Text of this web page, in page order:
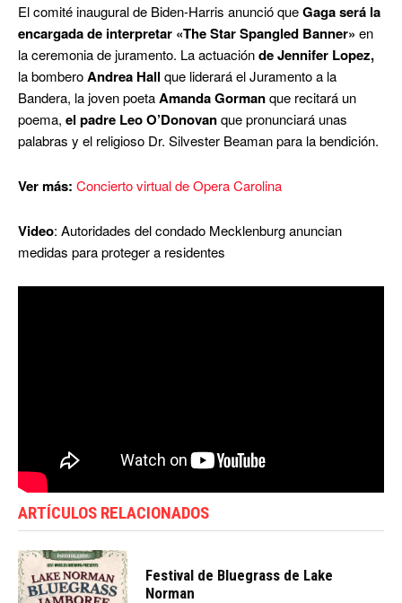
El comité inaugural de Biden-Harris anunció queGaga será la
encargada de interpretar «The Star Spangled Banner» en
la ceremonia de juramento. La actuaciónde Jennifer Lopez,
la bomberoAndrea Hall que liderará el Juramento a la
Bandera, la joven poetaAmanda Gormanque recitará un
poema, el padre Leo O’Donovanque pronunciará unas
palabras y el religioso Dr. Silvester Beaman para la bendición.
Ver más: Concierto virtual de Opera Carolina
Video: Autoridades del condado Mecklenburg anuncian
medidas para proteger a residentes
ARTÍCULOS RELACIONADOS
Festival de Bluegrass de Lake
Norman